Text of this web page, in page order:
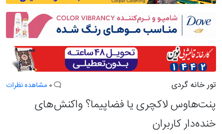
تور خانه گردی مشاهده نظرات
پنت‌هاوس لاکچری یا فضاپیما؟ واکنش‌های
خنده‌دار کاربران